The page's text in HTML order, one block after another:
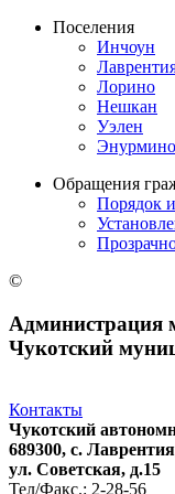
Поселения
Инчоун
Лорино
Нешкан
Уэлен
Энурмино
Обращения
Порядок
©
Администрация
Чукотский
Контакты
Чукотский
689300, с.
ул. Советская, д.15
Тел/Факс.: 2-28-56